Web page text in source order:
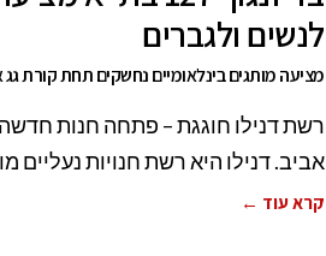
לנשים ולגברים
מציעה מותגים בינלאומיים נחשקים תחת קורת
אביב. דנילו היא רשת חנויות נעליים
קרא עוד ←